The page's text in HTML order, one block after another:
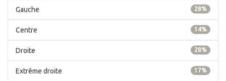
28%
Gauche
14%
Centre
28%
Droite
17%
Extrême droite